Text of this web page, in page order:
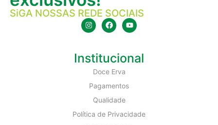
SiGA NOSSAS REDE SOCIAIS
Institucional
Doce Erva
Pagamentos
Qualidade
Política de Privacidade